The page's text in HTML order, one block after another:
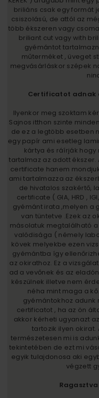
briliáns csak egy formát
csiszolású, de attól az
több ékszeren vagy
briliant cut vagy with
gyémántot
műterméket , üveget
megvásárláskor szépek
Certificatot adnak
Ilyenkor meg szoktam
Sajnos itthon szinte
de ez a legtöbb esetben
egy papír ami esetleg
kártya és ráírják
tartalmaz az adott ékszer.
certificate hanem
ami tartalmazza az
de hivatalos szakértő,
certificate ( GIA, HRD ,
gyémánt irata ,melyen a
van tüntetve .Ezek az
másolatuk megtalálható
valódisága ( némely
kövek melyekbe ezen
gyémántba így
az okirathoz. Ez a
ad a vevőnek és az
készülnek illetve nem
néha mint maga a
gyémántokhoz
certificatot , ha az ön
akkor kérheti ugyanazt
tartozik ilyen okirat.
természetesen mi is
tekintetében de ezt mi
egyik tulajdonosa aki
végzett